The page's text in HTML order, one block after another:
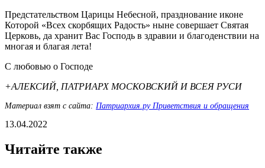
Предстательством Царицы Небесной, празднование иконе
Которой «Всех скорбящих Радость» ныне совершает Святая
Церковь, да хранит Вас Господь в здравии и благоденствии на
многая и благая лета!
С любовью о Господе
+АЛЕКСИЙ, ПАТРИАРХ МОСКОВСКИЙ И ВСЕЯ РУСИ
Материал взят с сайта: Патриархия.ру Приветствия и обращения
13.04.2022
Читайте также